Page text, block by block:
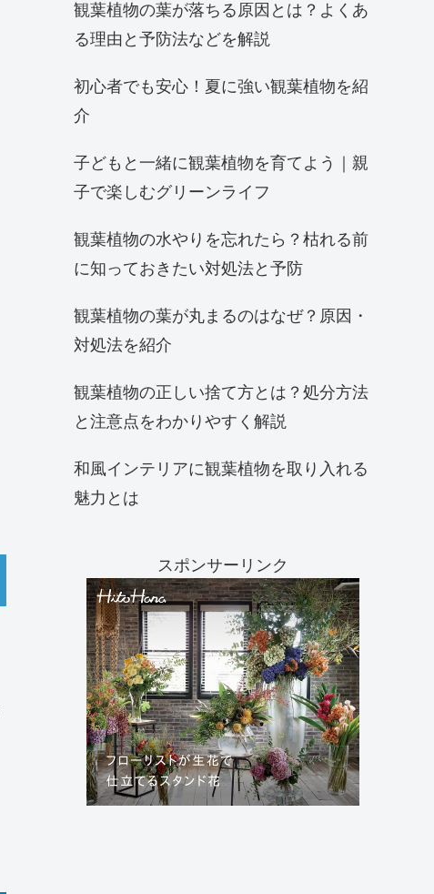
観葉植物の葉が落ちる原因とは？よくあ
る理由と予防法などを解説
初心者でも安心！夏に強い観葉植物を紹
介
子どもと一緒に観葉植物を育てよう｜親
子で楽しむグリーンライフ
観葉植物の水やりを忘れたら？枯れる前
に知っておきたい対処法と予防
観葉植物の葉が丸まるのはなぜ？原因・
対処法を紹介
観葉植物の正しい捨て方とは？処分方法
と注意点をわかりやすく解説
和風インテリアに観葉植物を取り入れる
魅力とは
スポンサーリンク